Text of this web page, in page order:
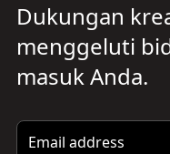
Dukungan
menggeluti
masuk Anda.
Email address